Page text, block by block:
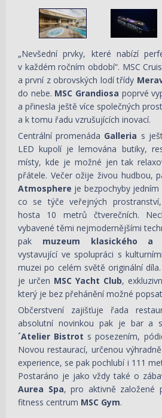
„Nevšední prvky, které nabízí
v každém ročním období“. MSC
a první z obrovských lodí třídy
do nebe. MSC Grandiosa poprvé
a přinesla ještě více společných
a k tomu řadu vzrušujících inovací.
Centrální promenáda Galleria s
LED kupolí je lemována butiky,
místy, kde je možné jen tak
přátele. Večer ožije živou hudbou,
Atmosphere je bezpochyby
co se týče veřejných
hosta 10 metrů čtverečních.
vybavené těmi nejmodernějšími
pak muzeum klasického a
vystavující ve spolupráci s
muzei po celém světě originální
je určen MSC Yacht Club,
který je bez přehánění možné
Občerstvení zajišťuje řada
absolutní novinkou pak je bar a
´Atelier Bistrot s posezením,
Novou restaurací, určenou
experience, se pak pochlubí i 111
Postaráno je jako vždy také o
Aurea Spa, pro aktivně založené
fitness centrum MSC Gym.